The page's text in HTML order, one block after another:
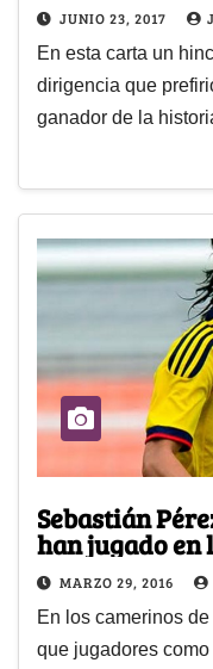
JUNIO 23, 2017
En esta carta un
dirigencia que
ganador de la
Sebastián
han jugado en
MARZO 29, 2016
En los camerinos
que jugadores